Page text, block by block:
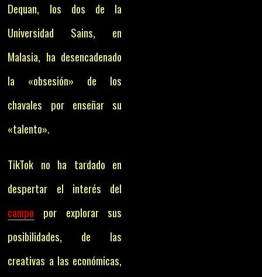
Dequan, los dos de la
Universidad Sains, en
Malasia, ha desencadenado
la «obsesión» de los
chavales por enseñar su
«talento».
TikTok no ha tardado en
despertar el interés del
campo por explorar sus
posibilidades, de las
creativas a las económicas,